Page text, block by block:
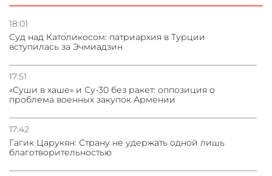
18:01
Суд над Католикосом: патриархия в Турции
вступилась за Эчмиадзин
17:51
«Суши в хаше» и Су-30 без ракет: оппозиция о
проблема военных закупок Армении
17:42
Гагик Царукян: Страну не удержать одной лишь
благотворительностью
Акна
05.08.2026
Васильев: НАТО против диалога с ОДКБ, ломиться в
04.08.2026
СМИ: США требуют от Ирана нейтрализовать ядерное